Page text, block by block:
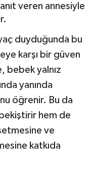
veren annesiyle
duyduğunda bu
karşı bir güven
bebek yalnız
yanında
öğrenir. Bu da
hem de
ve
katkıda